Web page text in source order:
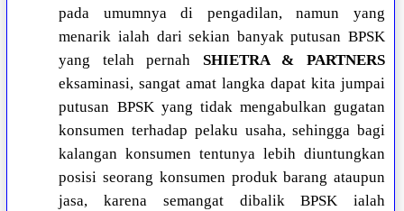
pada umumnya di pengadilan, namun yang
menarik ialah dari sekian banyak putusan BPSK
yang telah pernah SHIETRA & PARTNERS
eksaminasi, sangat amat langka dapat kita jumpai
putusan BPSK yang tidak mengabulkan gugatan
konsumen terhadap pelaku usaha, sehingga bagi
kalangan konsumen tentunya lebih diuntungkan
posisi seorang konsumen produk barang ataupun
jasa, karena semangat dibalik BPSK ialah